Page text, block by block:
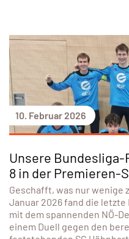
10. Februar 2026
Unsere
8 in der Premieren-
Geschafft, was nur wenige
Januar 2026 fand die
mit dem spannenden NÖ-
einem Duell gegen den